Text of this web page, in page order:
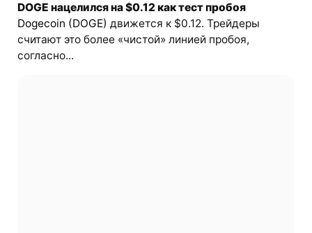
DOGE нацелился на $0.12 как тест пробоя
Dogecoin (DOGE) движется к $0.12. Трейдеры
считают это более «чистой» линией пробоя,
согласно...